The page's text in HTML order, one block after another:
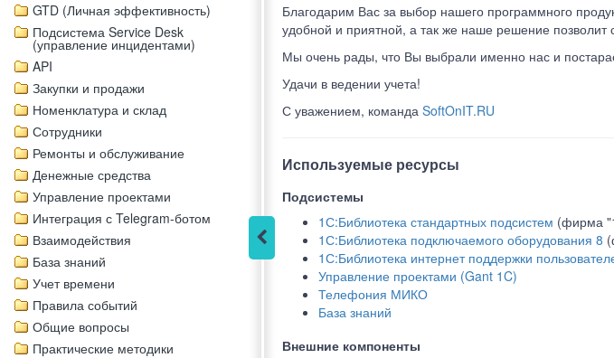
GTD (Личная эффективность)
Подсистема Service Desk
(управление инцидентами)
API
Закупки и продажи
Номенклатура и склад
Сотрудники
Ремонты и обслуживание
Денежные средства
Управление проектами
Интеграция с Telegram-ботом
Взаимодействия
База знаний
Учет времени
Правила событий
Общие вопросы
Практические методики
Благодарим Вас за выбор нашего программного
удобной и приятной, а так же наше решение позволит
Мы очень рады, что Вы выбрали именно нас и
Удачи в ведении учета!
С уважением, команда SoftOnIT.RU
Используемые ресурсы
Подсистемы
1С:Библиотека стандартных подсистем (фирма
1С:Библиотека подключаемого оборудования 8
1С:Библиотека интернет поддержки
Управление проектами (Gant 1C)
Телефония МИКО
База знаний
Внешние компоненты